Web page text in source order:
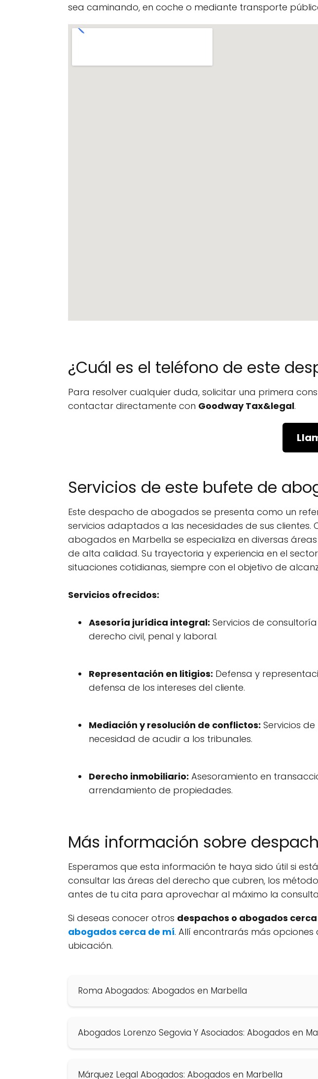
sea caminando, en coche o mediante transporte
¿Cuál es el teléfono de este
Para resolver cualquier duda, solicitar una primera
contactar directamente con Goodway Tax&legal.
Servicios de este bufete de
Este despacho de abogados se presenta como un
servicios adaptados a las necesidades de sus
abogados en Marbella se especializa en diversas
de alta calidad. Su trayectoria y experiencia en el
situaciones cotidianas, siempre con el objetivo de
Servicios ofrecidos:
Asesoría jurídica integral: Servicios de
derecho civil, penal y laboral.
Representación en litigios: Defensa y
defensa de los intereses del cliente.
Mediación y resolución de conflictos: Servicios
necesidad de acudir a los tribunales.
Derecho inmobiliario: Asesoramiento en
arrendamiento de propiedades.
Más información sobre
Esperamos que esta información te haya sido útil si
consultar las áreas del derecho que cubren, los
antes de tu cita para aprovechar al máximo la
Si deseas conocer otros despachos o abogados
abogados cerca de mí. Allí encontrarás más
ubicación.
Roma Abogados: Abogados en Marbella
Abogados Lorenzo Segovia Y Asociados: Abogados en
Márquez Legal Abogados: Abogados en Marbella